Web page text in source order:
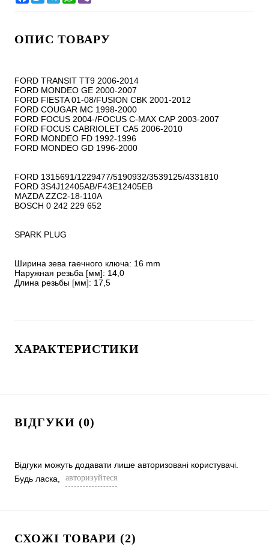
ОПИС ТОВАРУ
FORD TRANSIT TT9 2006-2014
FORD MONDEO GE 2000-2007
FORD FIESTA 01-08/FUSION CBK 2001-2012
FORD COUGAR MC 1998-2000
FORD FOCUS 2004-/FOCUS C-MAX CAP 2003-2007
FORD FOCUS CABRIOLET CA5 2006-2010
FORD MONDEO FD 1992-1996
FORD MONDEO GD 1996-2000
FORD 1315691/1229477/5190932/3539125/4331810
FORD 3S4J12405AB/F43E12405EB
MAZDA ZZC2-18-110A
BOSCH 0 242 229 652
SPARK PLUG
Ширина зева гаечного ключа: 16 mm
Наружная резьба [мм]: 14,0
Длина резьбы [мм]: 17,5
ХАРАКТЕРИСТИКИ
ВІДГУКИ (0)
Відгуки можуть додавати лише авторизовані користувачі.
Будь ласка,
авторизуйтеся
СХОЖІ ТОВАРИ (2)